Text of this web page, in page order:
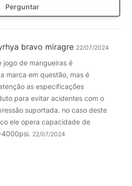
Perguntar
bravo miragre 22/07/2024
jogo de mangueiras é
marca em questão, mas é
as especificações
para evitar acidentes com o
suportada. no caso deste
ele opera capacidade de
22/07/2024